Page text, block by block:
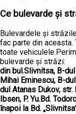
Ce bulevarde și
Bulevardele și
fac parte din
toate
bulevarde și străzi:
din bul.Slivnitsa, B-
Mihai Eminescu, B-
dul Atanas Dukov, str.
Ibsen, P. Yu.Bd.
înapoi la Bd.